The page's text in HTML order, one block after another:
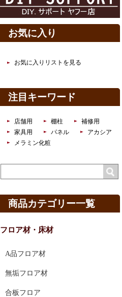
お気に入り
お気に入りリストを見る
注目キーワード
店舗用 棚柱
補修用
家具用
パネル
アカシア
メラミン化粧
商品カテゴリー一覧
フロア材・床材
A品フロア材
無垢フロア材
合板フロア